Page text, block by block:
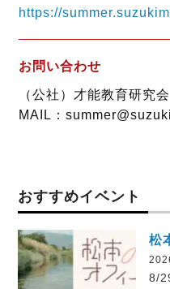
https://
お問い合わせ
（公社）才能教育研究
MAIL：
おすすめイベント
松
8/